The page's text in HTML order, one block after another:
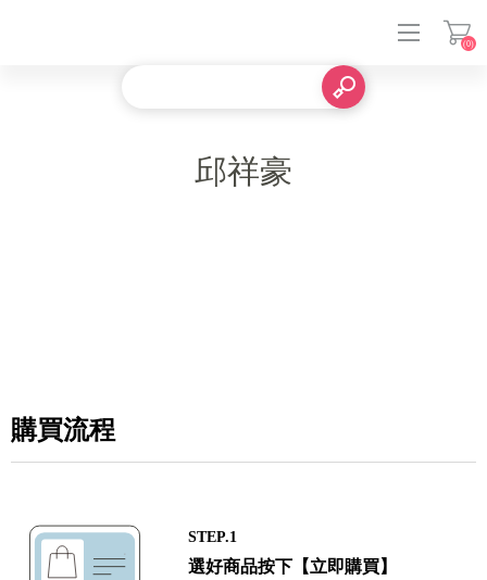
(0)
邱祥豪
購買流程
STEP.1
選好商品按下【立即購買】